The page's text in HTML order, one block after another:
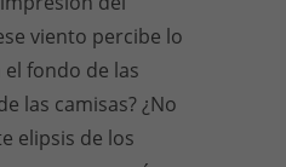
viento percibe lo
fondo de las
las camisas? ¿No
elipsis de los